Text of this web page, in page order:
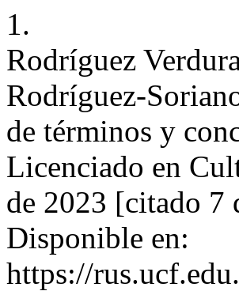
1.
Rodríguez
Rodríguez-
de términos y
Licenciado en
de 2023 [citado 7
Disponible en:
https://